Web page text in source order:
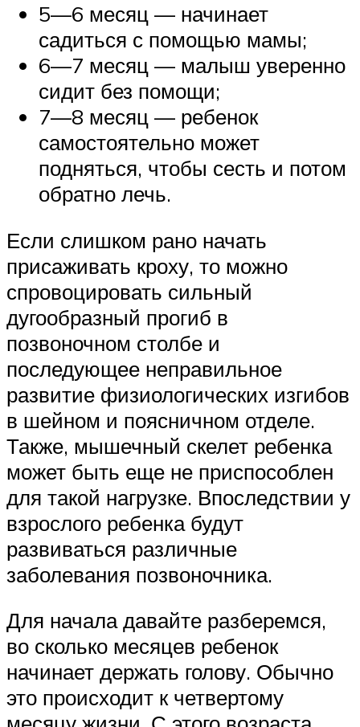
5—6 месяц — начинает
садиться с помощью мамы;
6—7 месяц — малыш уверенно
сидит без помощи;
7—8 месяц — ребенок
самостоятельно может
подняться, чтобы сесть и потом
обратно лечь.
Если слишком рано начать
присаживать кроху, то можно
спровоцировать сильный
дугообразный прогиб в
позвоночном столбе и
последующее неправильное
развитие физиологических изгибов
в шейном и поясничном отделе.
Также, мышечный скелет ребенка
может быть еще не приспособлен
для такой нагрузке. Впоследствии у
взрослого ребенка будут
развиваться различные
заболевания позвоночника.
Для начала давайте разберемся,
во сколько месяцев ребенок
начинает держать голову. Обычно
это происходит к четвертому